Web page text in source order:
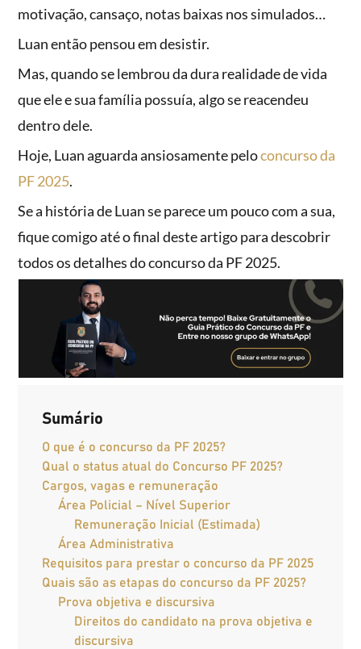
motivação, cansaço, notas baixas nos simulados…
Luan então pensou em desistir.
Mas, quando se lembrou da dura realidade de vida
que ele e sua família possuía, algo se reacendeu
dentro dele.
Hoje, Luan aguarda ansiosamente peloconcurso da
PF 2025.
Se a história de Luan se parece um pouco com a sua,
fique comigo até o final deste artigo para descobrir
todos os detalhes do concurso da PF 2025.
Sumário
O que é o concurso da PF 2025?
Qual o status atual do Concurso PF 2025?
Cargos, vagas e remuneração
Área Policial – Nível Superior
Remuneração Inicial (Estimada)
Área Administrativa
Requisitos para prestar o concurso da PF 2025
Quais são as etapas do concurso da PF 2025?
Prova objetiva e discursiva
Direitos do candidato na prova objetiva e
discursiva